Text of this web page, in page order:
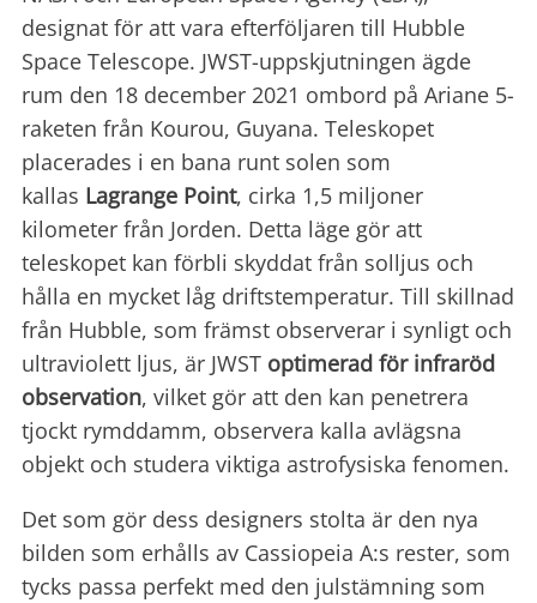
designat för att vara efterföljaren till Hubble
Space Telescope. JWST-uppskjutningen ägde
rum den 18 december 2021 ombord på Ariane 5-
raketen från Kourou, Guyana. Teleskopet
placerades i en bana runt solen som
kallas Lagrange Point, cirka 1,5 miljoner
kilometer från Jorden. Detta läge gör att
teleskopet kan förbli skyddat från solljus och
hålla en mycket låg driftstemperatur. Till skillnad
från Hubble, som främst observerar i synligt och
ultraviolett ljus, är JWST optimerad för infraröd
observation, vilket gör att den kan penetrera
tjockt rymddamm, observera kalla avlägsna
objekt och studera viktiga astrofysiska fenomen.
Det som gör dess designers stolta är den nya
bilden som erhålls av Cassiopeia A:s rester, som
tycks passa perfekt med den julstämning som